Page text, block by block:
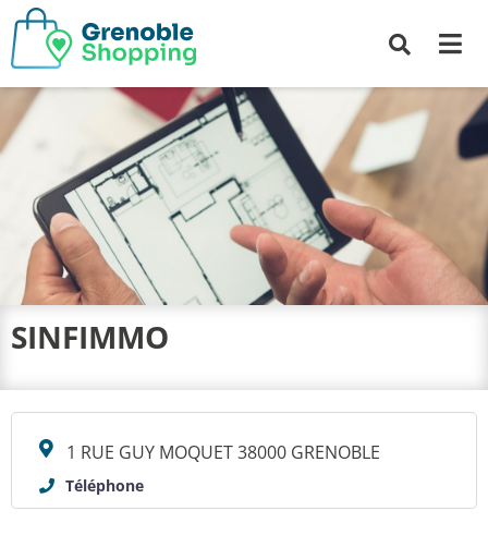
SINFIMMO
1 RUE GUY MOQUET 38000 GRENOBLE
Téléphone